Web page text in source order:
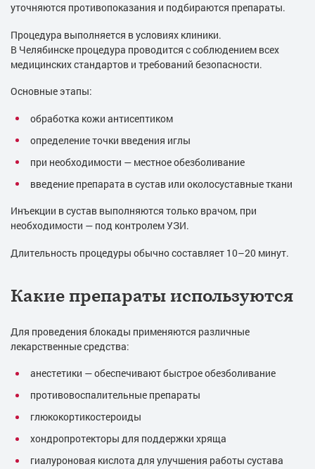
уточняются противопоказания и подбираются препараты.
Процедура выполняется в условиях клиники.
В Челябинске процедура проводится с соблюдением всех
медицинских стандартов и требований безопасности.
Основные этапы:
обработка кожи антисептиком
определение точки введения иглы
при необходимости — местное обезболивание
введение препарата в сустав или околосуставные ткани
Инъекции в сустав выполняются только врачом, при
необходимости — под контролем УЗИ.
Длительность процедуры обычно составляет 10–20 минут.
Какие препараты используются
Для проведения блокады применяются различные
лекарственные средства:
анестетики — обеспечивают быстрое обезболивание
противовоспалительные препараты
глюкокортикостероиды
хондропротекторы для поддержки хряща
гиалуроновая кислота для улучшения работы сустава